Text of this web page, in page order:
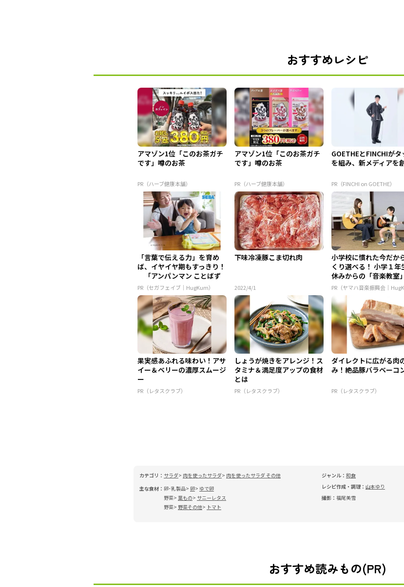
おすすめレシピ
アマゾン1位「このお茶ガチ
です」噂のお茶
PR（ハーブ健康本舗）
アマゾン1位「このお茶ガチ
です」噂のお茶
PR（ハーブ健康本舗）
GOETHEとFINCHIがタ
を組み、新メディアを
PR（FINCHI on GOETHE）
「言葉で伝える力」を育め
ば、イヤイヤ期もすっきり！
「アンパンマン ことばず
かん...
PR（セガフェイブ｜HugKum）
下味冷凍豚こま切れ肉
2022/4/1
小学校に慣れた今だか
くり選べる！ 小学１年
休みからの「音楽教室
ュ...
PR（ヤマハ音楽振興会｜
果実感あふれる味わい！アサ
イー＆ベリーの濃厚スムージ
ー
PR（レタスクラブ）
しょうが焼きをアレンジ！ス
タミナ＆満足度アップの食材
とは
PR（レタスクラブ）
ダイレクトに広がる肉
み！絶品豚バラベーコ
PR（レタスクラブ）
カテゴリ： サラダ 肉を使ったサラダ
肉を使ったサラダ その他
主な食材： 卵･乳製品 卵
ゆで卵
野菜 葉もの
サニーレタス
野菜
野菜その他 トマト
ジャンル： 和食
レシピ作成・調理： 山本ゆり
撮影： 福尾美雪
おすすめ読みもの(PR)